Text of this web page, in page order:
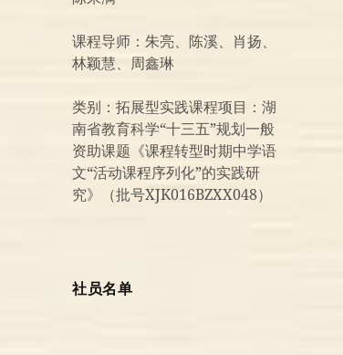
课程导师：朱亮、陈溪、肖扬、
林颖慧、周鑫琳
类别：拓展型实践课程项目：湖
南省教育科学“十三五”规划一般
资助课题《课程转型时期中学语
文“活动课程序列化”的实践研
究》（批号XJK016BZXX048）
社员名单